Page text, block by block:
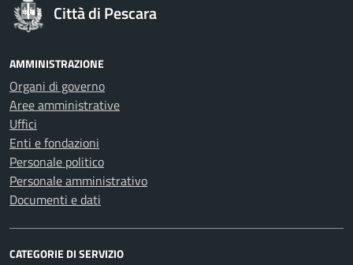
Città di Pescara
AMMINISTRAZIONE
Organi di governo
Aree amministrative
Uffici
Enti e fondazioni
Personale politico
Personale amministrativo
Documenti e dati
CATEGORIE DI SERVIZIO